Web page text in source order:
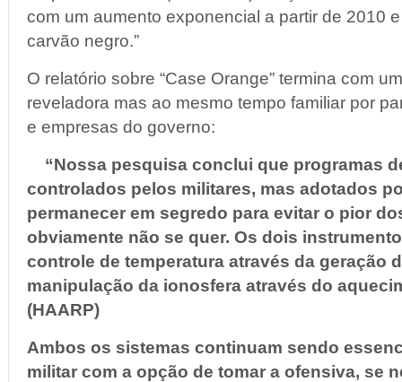
com um aumento exponencial a partir de 2010
carvão negro.”
O relatório sobre “Case Orange” termina com
reveladora mas ao mesmo tempo familiar por
e empresas do governo:
“Nossa pesquisa conclui que programas
controlados pelos militares, mas adotados
permanecer em segredo para evitar o pior
obviamente não se quer. Os dois
controle de temperatura através da geração
manipulação da ionosfera através do
(HAARP)
Ambos os sistemas continuam sendo
militar com a opção de tomar a ofensiva, se